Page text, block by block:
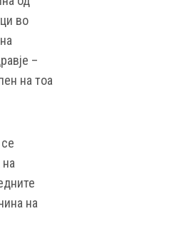
во
–
на тоа
на